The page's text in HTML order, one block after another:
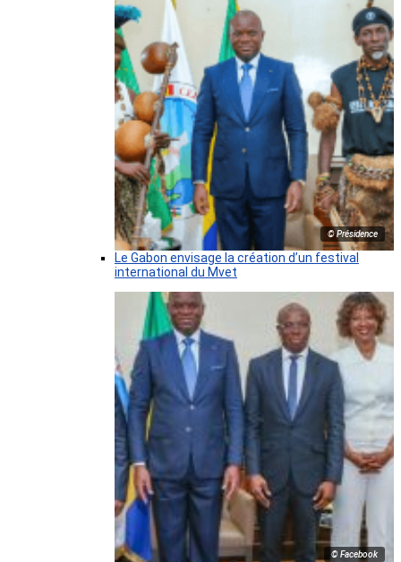
© Présidence
Le Gabon envisage la création d’un festival
international du Mvet
© Facebook